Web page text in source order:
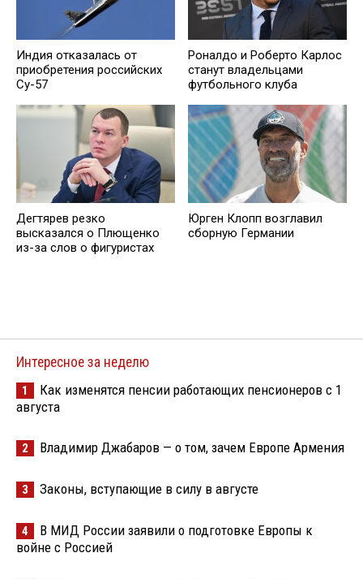
Индия отказалась от
приобретения российских
Су-57
Роналдо и Роберто Карлос
станут владельцами
футбольного клуба
Дегтярев резко
высказался о Плющенко
из-за слов о фигуристах
Юрген Клопп возглавил
сборную Германии
Интересное за неделю
1
Как изменятся пенсии работающих пенсионеров с 1
августа
2 Владимир Джабаров — о том, зачем Европе Армения
3 Законы, вступающие в силу в августе
4
В МИД России заявили о подготовке Европы к
войне с Россией